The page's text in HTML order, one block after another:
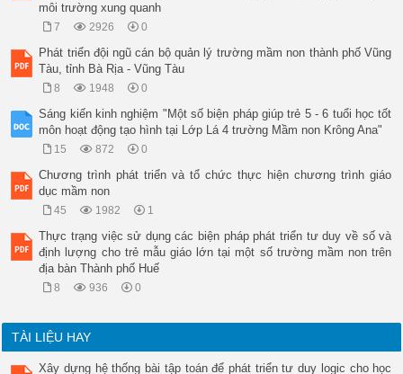
môi trường xung quanh
7 2926 0
Phát triển đội ngũ cán bộ quản lý trường mầm non thành phố Vũng
Tàu, tỉnh Bà Rịa - Vũng Tàu
8 1948 0
Sáng kiến kinh nghiệm "Một số biện pháp giúp trẻ 5 - 6 tuổi học tốt
môn hoạt động tạo hình tại Lớp Lá 4 trường Mầm non Krông Ana"
15 872 0
Chương trình phát triển và tổ chức thực hiện chương trình giáo
dục mầm non
45 1982 1
Thực trạng việc sử dụng các biện pháp phát triển tư duy về số và
định lượng cho trẻ mẫu giáo lớn tại một số trường mầm non trên
địa bàn Thành phố Huế
8 936 0
TÀI LIỆU HAY
Xây dựng hệ thống bài tập toán để phát triển tư duy logic cho học